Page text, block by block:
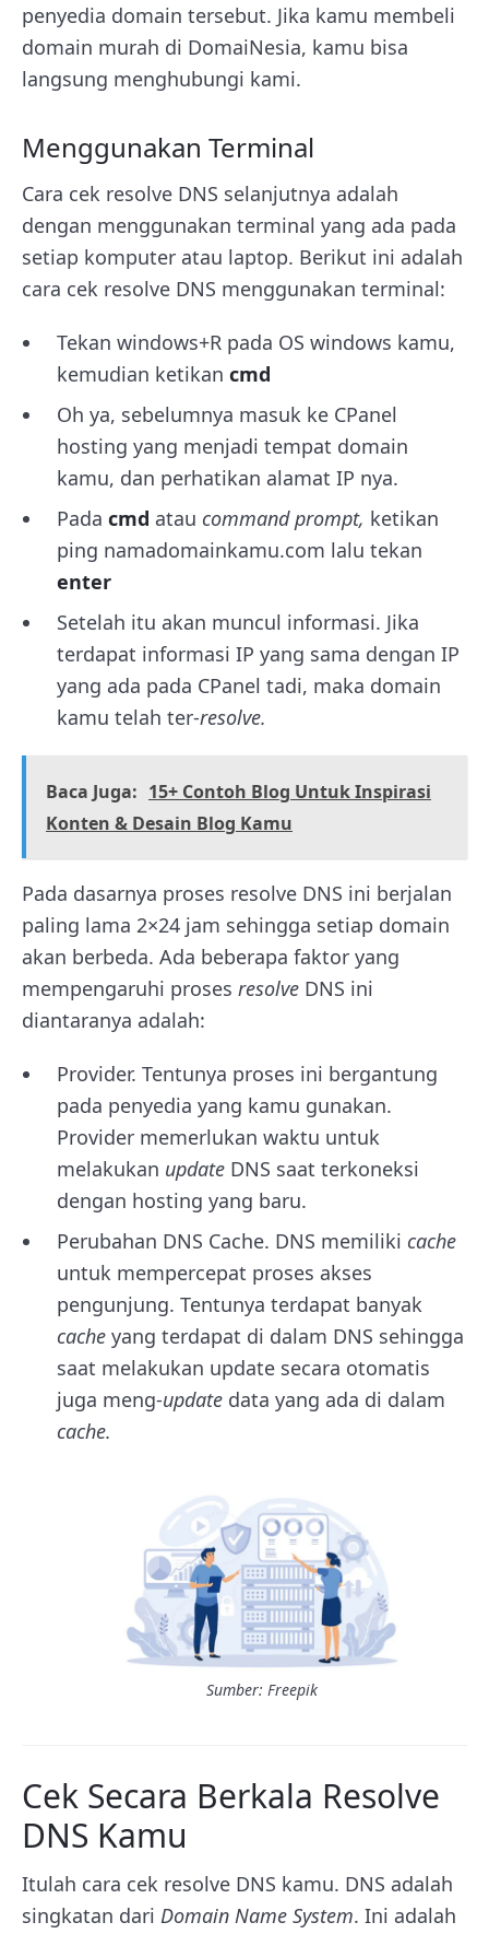
penyedia domain tersebut. Jika kamu membeli
domain murah di DomaiNesia, kamu bisa
langsung menghubungi kami.
Menggunakan Terminal
Cara cek resolve DNS selanjutnya adalah
dengan menggunakan terminal yang ada pada
setiap komputer atau laptop. Berikut ini adalah
cara cek resolve DNS menggunakan terminal:
Tekan windows+R pada OS windows kamu,
kemudian ketikan cmd
Oh ya, sebelumnya masuk ke CPanel
hosting yang menjadi tempat domain
kamu, dan perhatikan alamat IP nya.
Pada cmd atau command prompt, ketikan
ping namadomainkamu.com lalu tekan
enter
Setelah itu akan muncul informasi. Jika
terdapat informasi IP yang sama dengan IP
yang ada pada CPanel tadi, maka domain
kamu telah ter-resolve.
Baca Juga: 15+ Contoh Blog Untuk Inspirasi
Konten & Desain Blog Kamu
Pada dasarnya proses resolve DNS ini berjalan
paling lama 2×24 jam sehingga setiap domain
akan berbeda. Ada beberapa faktor yang
mempengaruhi proses resolve DNS ini
diantaranya adalah:
Provider. Tentunya proses ini bergantung
pada penyedia yang kamu gunakan.
Provider memerlukan waktu untuk
melakukan update DNS saat terkoneksi
dengan hosting yang baru.
Perubahan DNS Cache. DNS memiliki cache
untuk mempercepat proses akses
pengunjung. Tentunya terdapat banyak
cache yang terdapat di dalam DNS sehingga
saat melakukan update secara otomatis
juga meng-update data yang ada di dalam
cache.
Sumber: Freepik
Cek Secara Berkala Resolve
DNS Kamu
Itulah cara cek resolve DNS kamu. DNS adalah
singkatan dari Domain Name System. Ini adalah